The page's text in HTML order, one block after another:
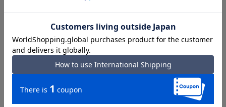
3,300円以上のご購入で
「送料無料」
エース直営ならではの
「アフターサービス」
会員登録でさらに
「便利にお得にお買い物」を
選べるお支払い方法